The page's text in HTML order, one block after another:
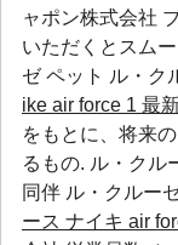
ャポン株式会社
いただくとスム
ゼ ペット ル・ク
ike air force 1 最
をもとに、将来
るもの. ル・クル
同伴 ル・クルー
ース ナイキ air